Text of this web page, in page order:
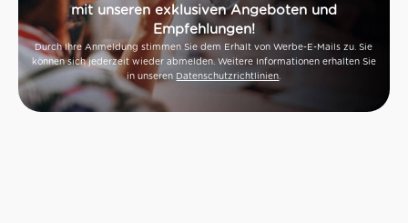
mit unseren exklusiven Angeboten und
Empfehlungen!
Durch Ihre Anmeldung stimmen Sie dem Erhalt von Werbe-E-Mails zu. Sie
können sich jederzeit wieder abmelden. Weitere Informationen erhalten Sie
in unseren Datenschutzrichtlinien